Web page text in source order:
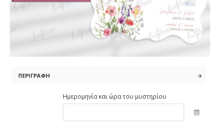
ΠΕΡΙΓΡΑΦΉ
Ημερομηνία και ώρα του μυστηρίου